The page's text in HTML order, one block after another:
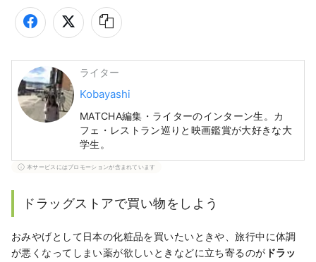
ライター
Kobayashi
MATCHA編集・ライターのインターン生。カ
フェ・レストラン巡りと映画鑑賞が大好きな大
学生。
本サービスにはプロモーションが含まれています
ドラッグストアで買い物をしよう
おみやげとして日本の化粧品を買いたいときや、旅行中に体調
が悪くなってしまい薬が欲しいときなどに立ち寄るのが ドラッ